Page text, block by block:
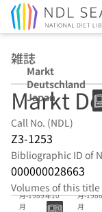
雑誌
Markt
Deutschland
Japan
Markt
Call No. (NDL)
Z3-1253
Bibliographic ID of
000000028663
Volumes of this title
1987年3
月-1989年10
月
1983年3
月-
月